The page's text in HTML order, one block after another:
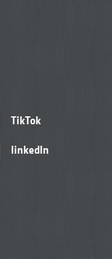
TikTok
linkedIn